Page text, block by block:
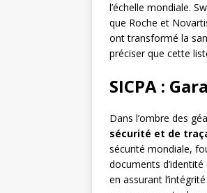
l’échelle mondiale.
que Roche et
ont transformé la
préciser que cette
SICPA :
Dans l’ombre des
sécurité et de
sécurité mondiale,
documents
en assurant